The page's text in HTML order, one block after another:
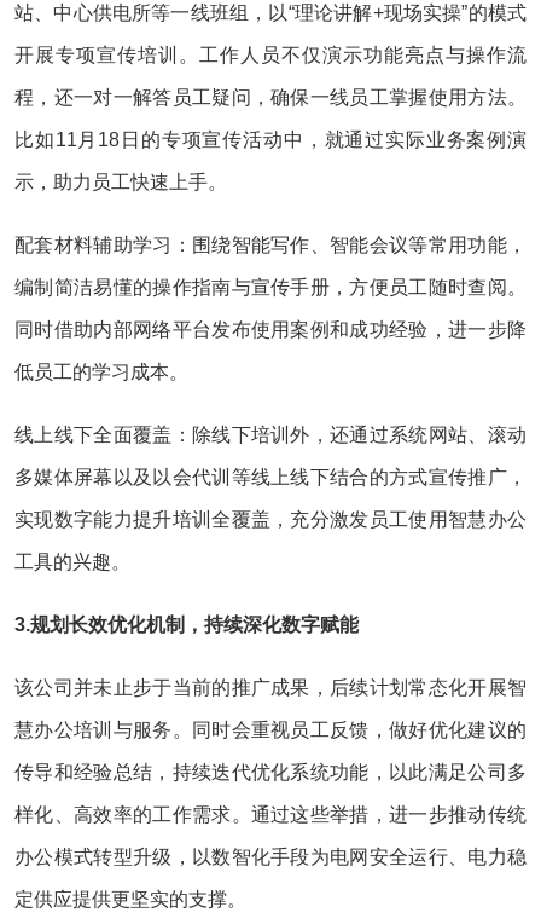
站、中心供电所等一线班组，以“理论讲解+现场实操”的模式
开展专项宣传培训。工作人员不仅演示功能亮点与操作流
程，还一对一解答员工疑问，确保一线员工掌握使用方法。
比如11月18日的专项宣传活动中，就通过实际业务案例演
示，助力员工快速上手。
配套材料辅助学习：围绕智能写作、智能会议等常用功能，
编制简洁易懂的操作指南与宣传手册，方便员工随时查阅。
同时借助内部网络平台发布使用案例和成功经验，进一步降
低员工的学习成本。
线上线下全面覆盖：除线下培训外，还通过系统网站、滚动
多媒体屏幕以及以会代训等线上线下结合的方式宣传推广，
实现数字能力提升培训全覆盖，充分激发员工使用智慧办公
工具的兴趣。
3.规划长效优化机制，持续深化数字赋能
该公司并未止步于当前的推广成果，后续计划常态化开展智
慧办公培训与服务。同时会重视员工反馈，做好优化建议的
传导和经验总结，持续迭代优化系统功能，以此满足公司多
样化、高效率的工作需求。通过这些举措，进一步推动传统
办公模式转型升级，以数智化手段为电网安全运行、电力稳
定供应提供更坚实的支撑。